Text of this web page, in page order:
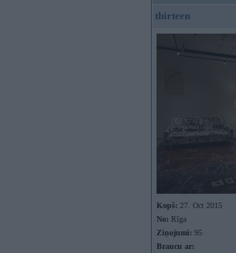
thirteen
Kopš: 27. Oct 2015
No: Rīga
Ziņojumi: 95
Braucu ar: